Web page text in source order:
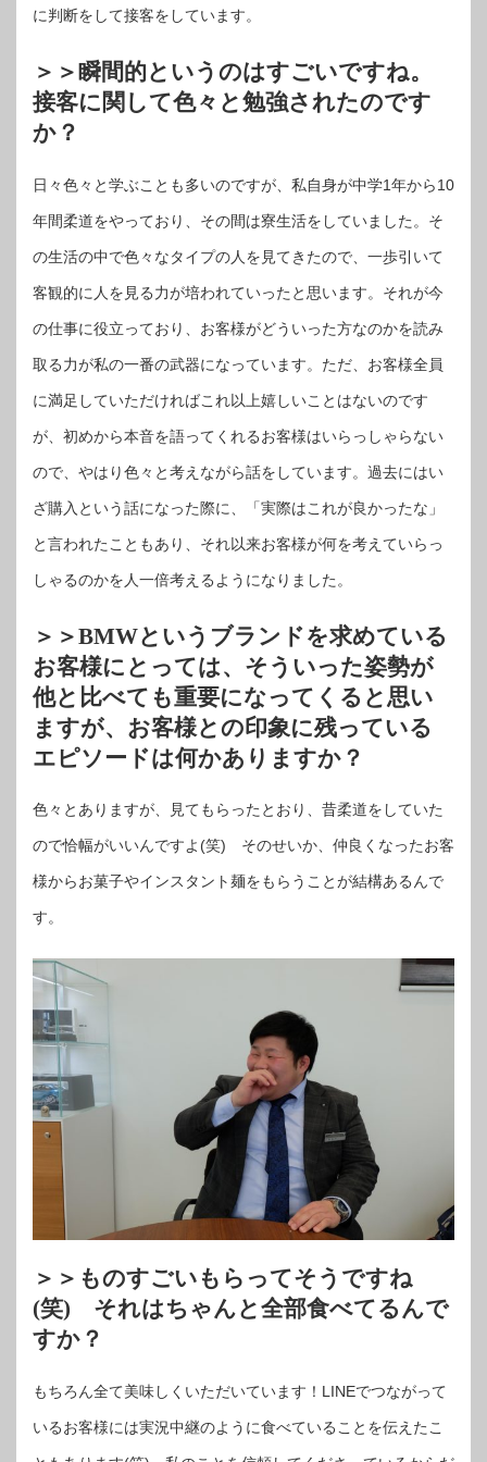
に判断をして接客をしています。
＞＞瞬間的というのはすごいですね。
接客に関して色々と勉強されたのです
か？
日々色々と学ぶことも多いのですが、私自身が中学1年から10
年間柔道をやっており、その間は寮生活をしていました。そ
の生活の中で色々なタイプの人を見てきたので、一歩引いて
客観的に人を見る力が培われていったと思います。それが今
の仕事に役立っており、お客様がどういった方なのかを読み
取る力が私の一番の武器になっています。ただ、お客様全員
に満足していただければこれ以上嬉しいことはないのです
が、初めから本音を語ってくれるお客様はいらっしゃらない
ので、やはり色々と考えながら話をしています。過去にはい
ざ購入という話になった際に、「実際はこれが良かったな」
と言われたこともあり、それ以来お客様が何を考えていらっ
しゃるのかを人一倍考えるようになりました。
＞＞BMWというブランドを求めている
お客様にとっては、そういった姿勢が
他と比べても重要になってくると思い
ますが、お客様との印象に残っている
エピソードは何かありますか？
色々とありますが、見てもらったとおり、昔柔道をしていた
ので恰幅がいいんですよ(笑) そのせいか、仲良くなったお客
様からお菓子やインスタント麺をもらうことが結構あるんで
す。
＞＞ものすごいもらってそうですね
(笑) それはちゃんと全部食べてるんで
すか？
もちろん全て美味しくいただいています！LINEでつながって
いるお客様には実況中継のように食べていることを伝えたこ